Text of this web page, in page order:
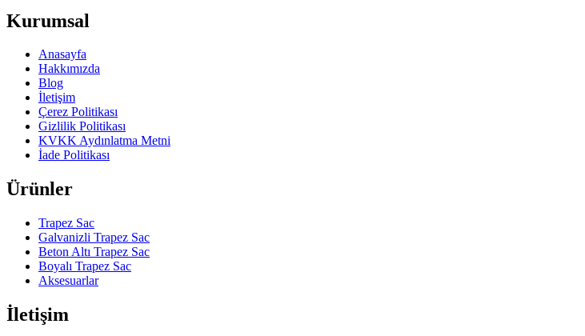
Kurumsal
Anasayfa
Hakkımızda
Blog
İletişim
Çerez Politikası
Gizlilik Politikası
KVKK Aydınlatma Metni
İade Politikası
Ürünler
Trapez Sac
Galvanizli Trapez Sac
Beton Altı Trapez Sac
Boyalı Trapez Sac
Aksesuarlar
İletişim